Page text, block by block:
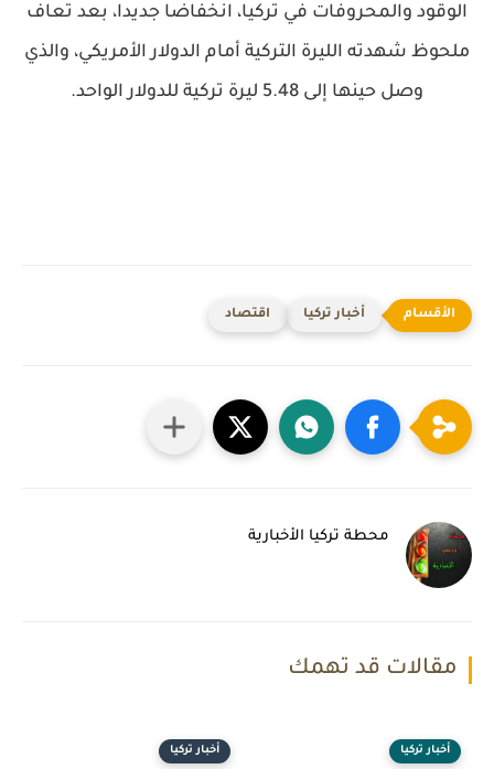
الوقود والمحروفات في تركيا، انخفاضا جديدا، بعد تعاف
ملحوظ شهدته الليرة التركية أمام الدولار الأمريكي، والذي
وصل حينها إلى 5.48 ليرة تركية للدولار الواحد.
أخبار تركيا اقتصاد
محطة تركيا الأخبارية
مقالات قد تهمك
أخبار تركيا أخبار تركيا